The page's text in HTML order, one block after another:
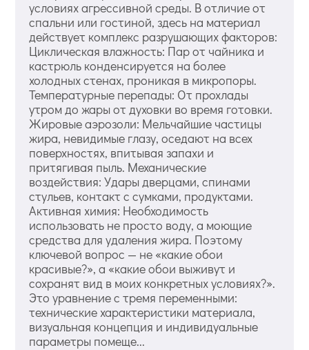
условиях агрессивной среды. В отличие от
спальни или гостиной, здесь на материал
действует комплекс разрушающих факторов:
Циклическая влажность: Пар от чайника и
кастрюль конденсируется на более
холодных стенах, проникая в микропоры.
Температурные перепады: От прохлады
утром до жары от духовки во время готовки.
Жировые аэрозоли: Мельчайшие частицы
жира, невидимые глазу, оседают на всех
поверхностях, впитывая запахи и
притягивая пыль. Механические
воздействия: Удары дверцами, спинами
стульев, контакт с сумками, продуктами.
Активная химия: Необходимость
использовать не просто воду, а моющие
средства для удаления жира. Поэтому
ключевой вопрос — не «какие обои
красивые?», а «какие обои выживут и
сохранят вид в моих конкретных условиях?».
Это уравнение с тремя переменными:
технические характеристики материала,
визуальная концепция и индивидуальные
параметры помеще...